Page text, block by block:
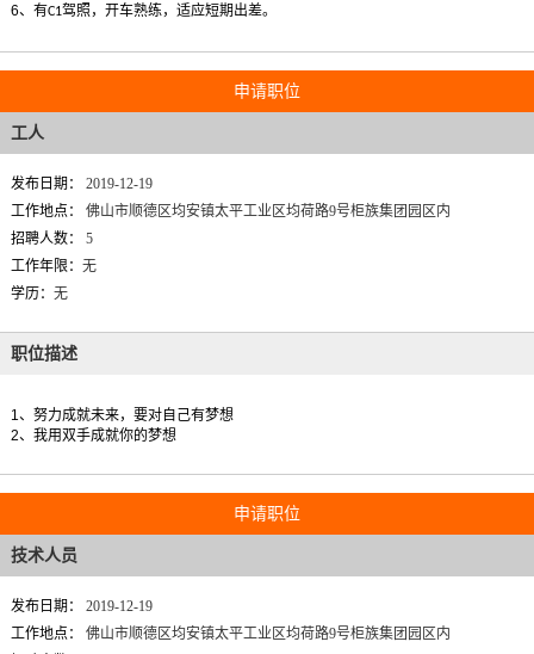
6、有C1驾照，开车熟练，适应短期出差。
申请职位
工人
发布日期：
2019-12-19
工作地点：
佛山市顺德区均安镇太平工业区均荷路9号柜族集团园区内
招聘人数：
5
工作年限： 无
学历： 无
职位描述
1、努力成就未来，要对自己有梦想
2、我用双手成就你的梦想
申请职位
技术人员
发布日期：
2019-12-19
工作地点：
佛山市顺德区均安镇太平工业区均荷路9号柜族集团园区内